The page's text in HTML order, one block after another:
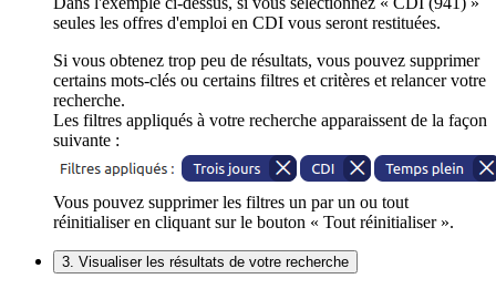
seules les offres d'emploi en CDI vous seront restituées.
Si vous obtenez trop peu de résultats, vous pouvez supprimer
certains mots-clés ou certains filtres et critères et relancer votre
recherche.
Les filtres appliqués à votre recherche apparaissent de la façon
suivante :
Vous pouvez supprimer les filtres un par un ou tout
réinitialiser en cliquant sur le bouton « Tout réinitialiser ».
3. Visualiser les résultats de votre recherche